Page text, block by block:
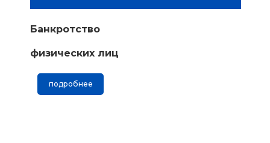
Банкротство
физических лиц
подробнее